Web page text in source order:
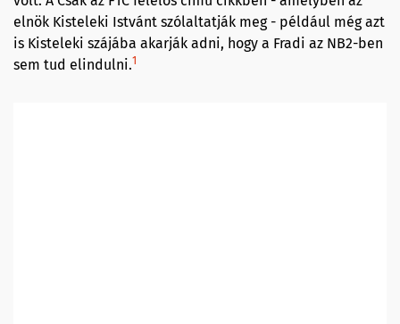
elnök Kisteleki Istvánt szólaltatják meg - például még azt
is Kisteleki szájába akarják adni, hogy a Fradi az NB2-ben
sem tud elindulni.1